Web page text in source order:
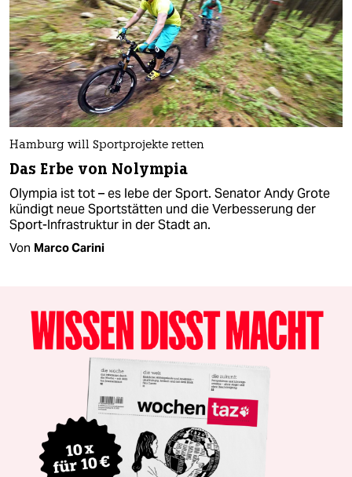
Hamburg will Sportprojekte retten
Das Erbe von Nolympia
Olympia ist tot – es lebe der Sport. Senator Andy Grote
kündigt neue Sportstätten und die Verbesserung der
Sport-Infrastruktur in der Stadt an.
Von Marco Carini